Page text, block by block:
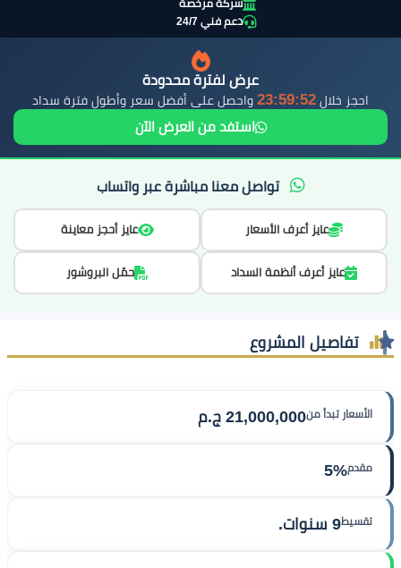
شركة مرخصة
دعم فني 24/7
عرض لفترة محدودة
احجز خلال 23:59:50 واحصل على أفضل سعر وأطول فترة سداد
استفد من العرض الآن
تواصل معنا مباشرة عبر واتساب
عايز أعرف الأسعار عايز أحجز معاينة
عايز أعرف أنظمة السداد حمّل البروشور
تفاصيل المشروع
الأسعار تبدأ من21,000,000 ج.م
مقدم5%
تقسيط9 سنوات.